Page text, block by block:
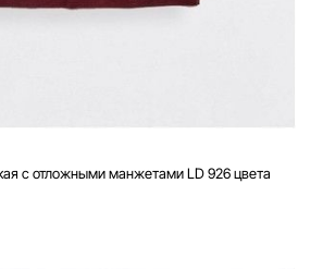
с отложными манжетами LD 926 цвета